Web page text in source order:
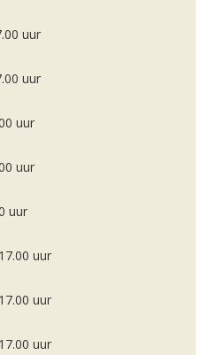
uur
uur
uur
uur
uur
uur
uur
uur